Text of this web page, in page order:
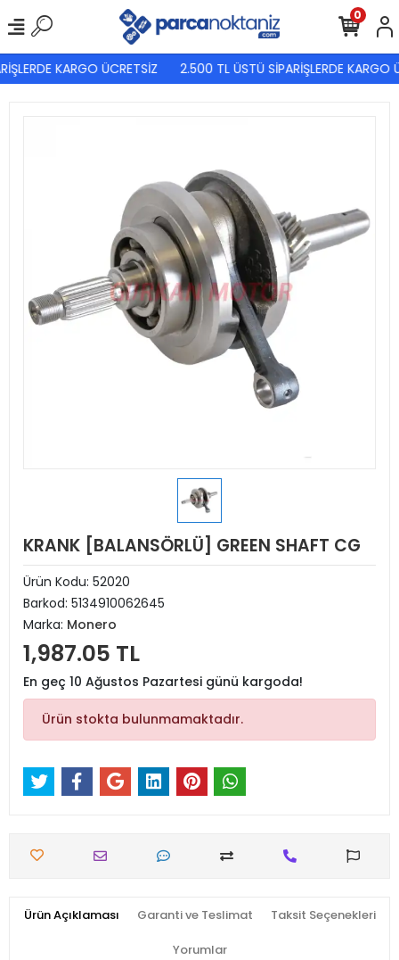
KARGO ÜCRETSİZ 2.500 TL ÜSTÜ SİPARİŞLERDE KARGO
0
KRANK [BALANSÖRLÜ] GREEN SHAFT CG
Ürün Kodu: 52020
Barkod: 5134910062645
Marka: Monero
1,987.05 TL
En geç 10 Ağustos Pazartesi günü kargoda!
Ürün stokta bulunmamaktadır.
Ürün Açıklaması Garanti ve Teslimat Taksit Seçenekleri
Yorumlar